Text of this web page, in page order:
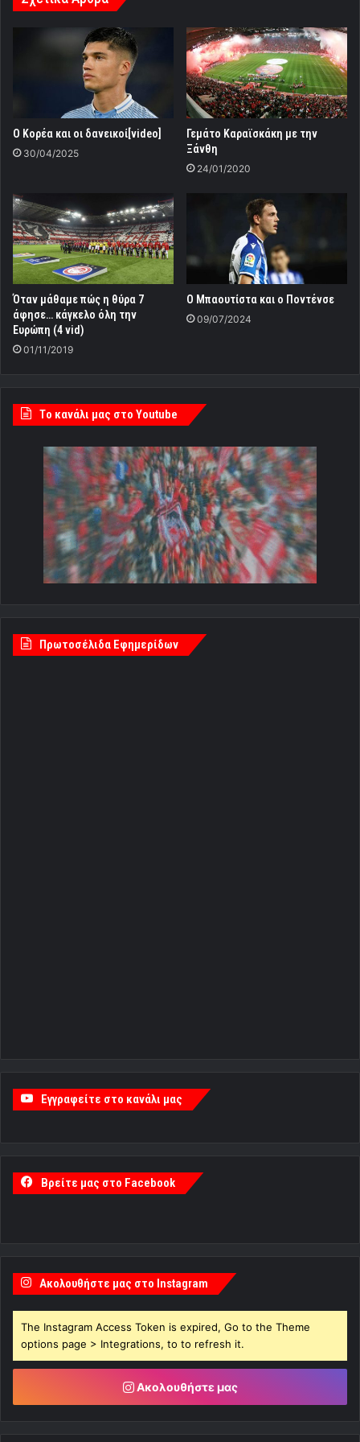
Ο Κορέα και οι δανεικοί[video]
30/04/2025
Γεμάτο Καραϊσκάκη με την
Ξάνθη
24/01/2020
Όταν μάθαμε πώς η θύρα 7
άφησε… κάγκελο όλη την
Ευρώπη (4 vid)
01/11/2019
Ο Μπαουτίστα και ο Ποντένσε
09/07/2024
Tο κανάλι μας στο Youtube
Πρωτοσέλιδα Εφημερίδων
Εγγραφείτε στο κανάλι μας
Βρείτε μας στο Facebook
Ακολουθήστε μας στο Instagram
The Instagram Access Token is expired, Go to the Theme
options page > Integrations, to to refresh it.
Ακολουθήστε μας